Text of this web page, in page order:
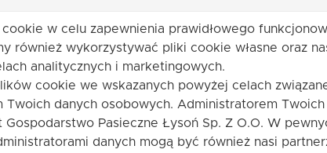
świątecznie: Każdy produkt to starannie dobrana
w klimat świąt.
skomponowany zestaw, który mówi "jesteś dla
szukania idealnego upominku.
Miodowemu Rajowi" możesz
co najlepsze w świętach – słodkościami i chwilą
w celu zapewnienia prawidłowego
również wykorzystywać pliki cookie własne oraz
analitycznych i marketingowych.
cookie we wskazanych powyżej celach
Twoich danych osobowych. Administratorem Twoich
Pasieczne Łysoń Sp. Z O.O. W
danych mogą być również nasi